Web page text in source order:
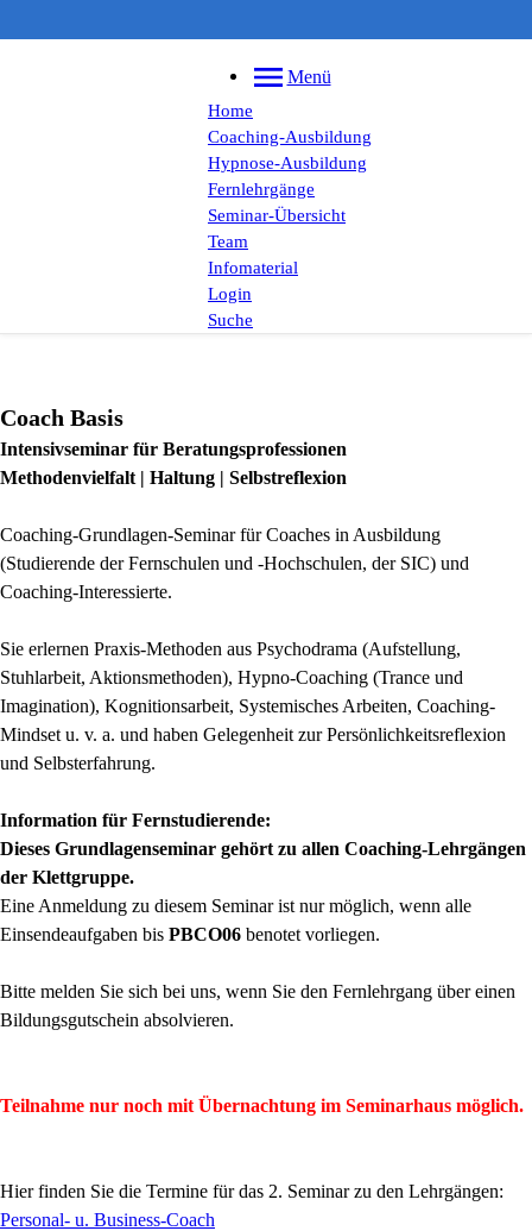
Menü
Home
Coaching-Ausbildung
Hypnose-Ausbildung
Fernlehrgänge
Seminar-Übersicht
Team
Infomaterial
Login
Suche
Coach Basis
Intensivseminar für Beratungsprofessionen
Methodenvielfalt | Haltung | Selbstreflexion
Coaching-Grundlagen-Seminar für Coaches in Ausbildung
(Studierende der Fernschulen und -Hochschulen, der SIC) und
Coaching-Interessierte.
Sie erlernen Praxis-Methoden aus Psychodrama (Aufstellung,
Stuhlarbeit, Aktionsmethoden), Hypno-Coaching (Trance und
Imagination), Kognitionsarbeit, Systemisches Arbeiten, Coaching-
Mindset u. v. a. und haben Gelegenheit zur Persönlichkeitsreflexion
und Selbsterfahrung.
Information für Fernstudierende:
Dieses Grundlagenseminar gehört zu allen Coaching-Lehrgängen
der Klettgruppe.
Eine Anmeldung zu diesem Seminar ist nur möglich, wenn alle
Einsendeaufgaben bis PBCO06 benotet vorliegen.
Bitte melden Sie sich bei uns, wenn Sie den Fernlehrgang über einen
Bildungsgutschein absolvieren.
Teilnahme nur noch mit Übernachtung im Seminarhaus möglich.
Hier finden Sie die Termine für das 2. Seminar zu den Lehrgängen:
Personal- u. Business-Coach